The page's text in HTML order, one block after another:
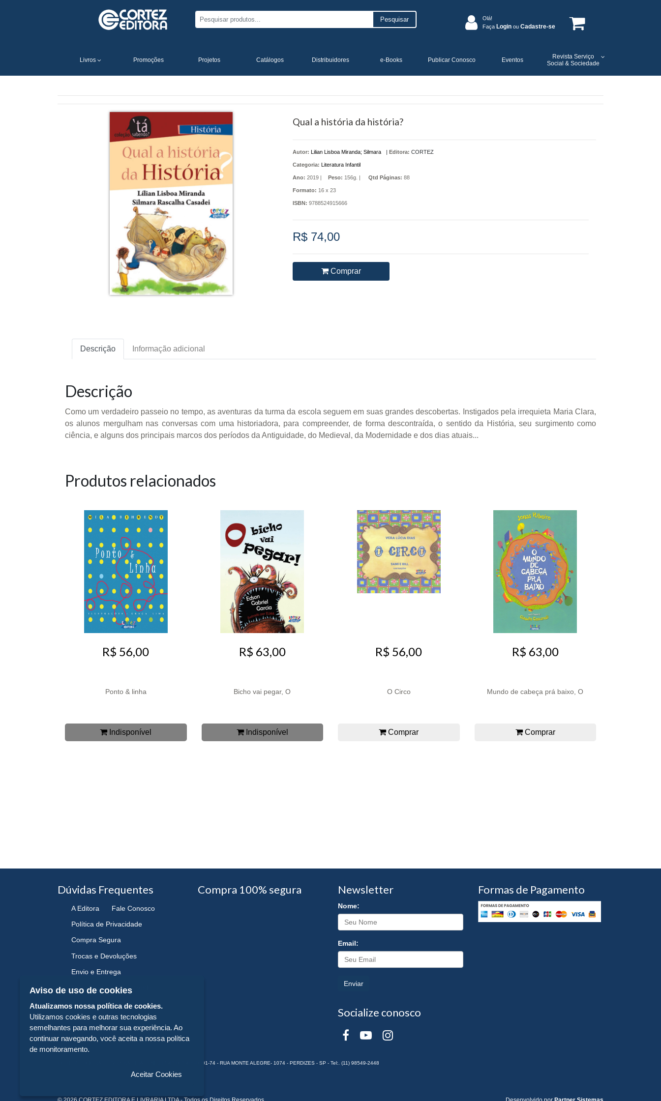
Pesquisar
Olá!
Faça Login ou Cadastre-se
Livros Promoções Projetos Catálogos Distribuidores e-Books Publicar Conosco Eventos
Revista Serviço
Social & Sociedade
Qual a história da história?
Autor: Lilian Lisboa Miranda; Silmara | Editora: CORTEZ
Categoria: Literatura Infantil
Ano: 2019 | Peso: 156g. | Qtd Páginas: 88
Formato: 16 x 23
ISBN: 9788524915666
R$ 74,00
Comprar
Descrição Informação adicional
Descrição
Como um verdadeiro passeio no tempo, as aventuras da turma da escola seguem em suas grandes descobertas. Instigados pela irrequieta Maria Clara,
os alunos mergulham nas conversas com uma historiadora, para compreender, de forma descontraída, o sentido da História, seu surgimento como
ciência, e alguns dos principais marcos dos períodos da Antiguidade, do Medieval, da Modernidade e dos dias atuais...
Produtos relacionados
R$ 56,00
Ponto & linha
Indisponível
R$ 63,00
Bicho vai pegar, O
Indisponível
R$ 56,00
O Circo
Comprar
R$ 63,00
Mundo de cabeça prá baixo, O
Comprar
Dúvidas Frequentes
A Editora Fale Conosco
Política de Privacidade
Compra Segura
Trocas e Devoluções
Envio e Entrega
Navegando e Comprando
Compra 100% segura Newsletter
Nome:
Email:
Enviar
Socialize conosco
Formas de Pagamento
CORTEZ EDITORA E LIVRARIA LTDA - CNPJ n° 43.003.409/0001-74 - RUA MONTE ALEGRE- 1074 - PERDIZES - SP - Tel:. (11) 98549-2448
Aviso de uso de cookies
Atualizamos nossa política de cookies.
Utilizamos cookies e outras tecnologias
semelhantes para melhorar sua experiência. Ao
continuar navegando, você aceita a nossa política
de monitoramento.
Aceitar Cookies